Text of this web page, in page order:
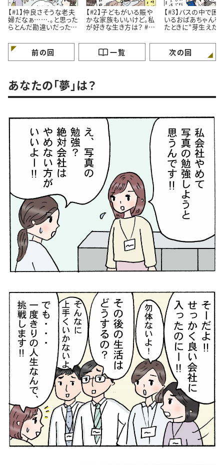
【#1】仲良さそうな老夫
婦だなぁ…….。と思った
らとんだ勘違いだったお
【#2】子どもがいる賑や
かな家族もいいけど。私
が好きな生き方は？ #4
【#3】バスの中で困
いるおばあちゃんを
たときに"芽生えた
前の回 一覧 次の回
あなたの「夢」は？